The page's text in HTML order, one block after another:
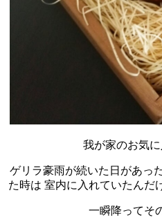
我が家のお気
ゲリラ豪雨が続いた日があっ
た時は 室内に入れていたんだ
一瞬降ってそ